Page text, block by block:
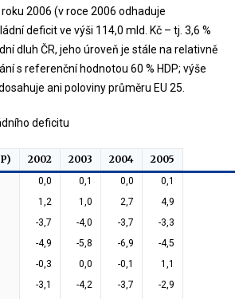
2006 (v roce 2006 odhaduje
deficit ve výši 114,0 mld. Kč – tj. 3,6 %
dluh ČR, jeho úroveň je stále na relativně
s referenční hodnotou 60 % HDP; výše
ani poloviny průměru EU 25.
deficitu
2002 2003 2004 2005
0,0 0,1 0,0
0,1
1,2 1,0 2,7
4,9
-3,7 -4,0 -3,7
-3,3
-4,9 -5,8 -6,9
-4,5
-0,3 0,0 -0,1
1,1
-3,1 -4,2 -3,7
-2,9